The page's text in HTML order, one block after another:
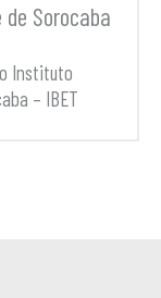
Sorocaba
Instituto
– IBET